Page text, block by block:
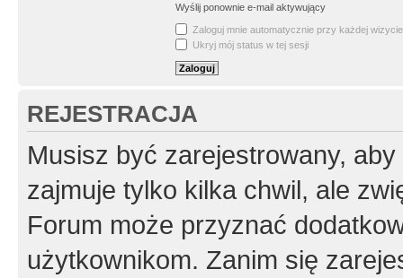
Wyślij ponownie e-mail aktywujący
Zaloguj mnie automatycznie przy każdej wizycie
Ukryj mój status w tej sesji
REJESTRACJA
Musisz być zarejestrowany,
zajmuje tylko kilka chwil, ale
Forum może przyznać
użytkownikom. Zanim się